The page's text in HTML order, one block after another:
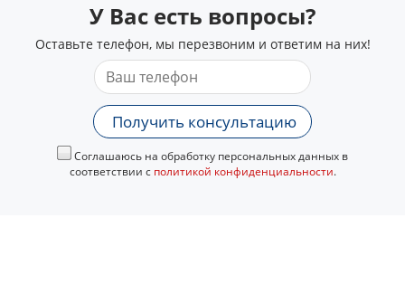
У Вас есть вопросы?
Оставьте телефон, мы перезвоним и ответим на них!
Получить консультацию
Соглашаюсь на обработку персональных данных в
соответствии с политикой конфиденциальности.